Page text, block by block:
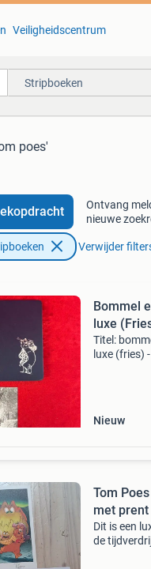
Veiligheidscentrum
Stripboeken
poes'
Ontvang
nieuwe
Verwijder
Bommel
luxe
Titel:
luxe (fries)
Nieuw
Tom
met prent
Dit is een
de